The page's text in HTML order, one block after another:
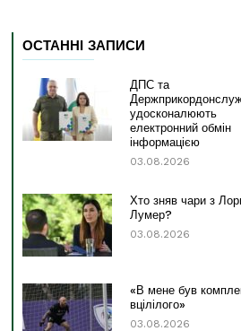
ОСТАННІ ЗАПИСИ
ДПС та
удосконалюють
електронний обмін
інформацією
03.08.2026
Хто зняв чари з
Лумер?
03.08.2026
«В мене був
вцілілого»
03.08.2026